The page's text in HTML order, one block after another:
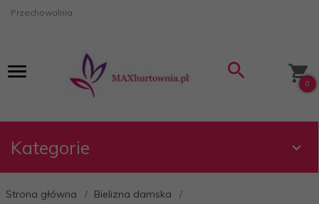
Przechowalnia
0
Kategorie
Strona główna Bielizna damska